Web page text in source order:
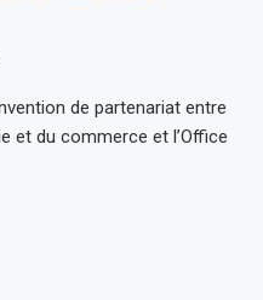
de partenariat entre
et du commerce et l’Office